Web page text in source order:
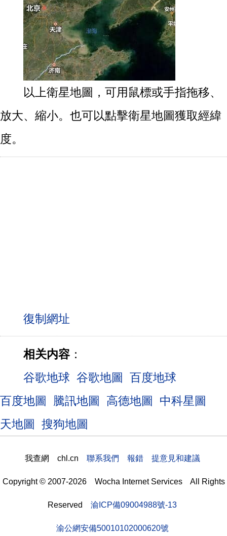
以上衛星地圖，可用鼠標或手指拖移、
放大、縮小。也可以點擊衛星地圖獲取經緯
度。
相关内容：
谷歌地球 谷歌地圖 百度地球
百度地圖
騰訊地圖 高德地圖
中科星圖
天地圖 搜狗地圖
我查網 chl.cn 聯系我們 報錯 提意見和建議
Copyright © 2007-2026 Wocha Internet Services All Rights
Reserved 渝ICP備09004988號-13
渝公網安備50010102000620號